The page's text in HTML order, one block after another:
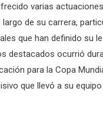
varias actuaciones
de su carrera,
que han definido su
destacados ocurrió
para la Copa
que llevó a su